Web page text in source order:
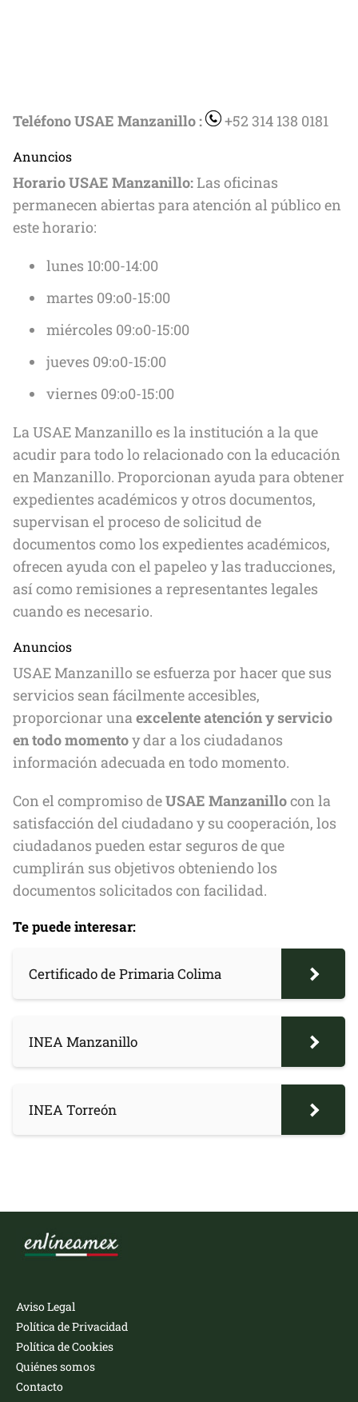
Teléfono USAE Manzanillo : +52 314 138 0181
Anuncios
Horario USAE Manzanillo:Las oficinas
permanecen abiertas para atención al público en
este horario:
lunes 10:00-14:00
martes 09:o0-15:00
miércoles 09:o0-15:00
jueves 09:o0-15:00
viernes 09:o0-15:00
La USAE Manzanillo es la institución a la que
acudir para todo lo relacionado con la educación
en Manzanillo. Proporcionan ayuda para obtener
expedientes académicos y otros documentos,
supervisan el proceso de solicitud de
documentos como los expedientes académicos,
ofrecen ayuda con el papeleo y las traducciones,
así como remisiones a representantes legales
cuando es necesario.
Anuncios
USAE Manzanillo se esfuerza por hacer que sus
servicios sean fácilmente accesibles,
proporcionar unaexcelente atención y servicio
en todo momentoy dar a los ciudadanos
información adecuada en todo momento.
Con el compromiso deUSAE Manzanillocon la
satisfacción del ciudadano y su cooperación, los
ciudadanos pueden estar seguros de que
cumplirán sus objetivos obteniendo los
documentos solicitados con facilidad.
Te puede interesar:
Certificado de Primaria Colima
INEA Manzanillo
INEA Torreón
Aviso Legal
Política de Privacidad
Política de Cookies
Quiénes somos
Contacto